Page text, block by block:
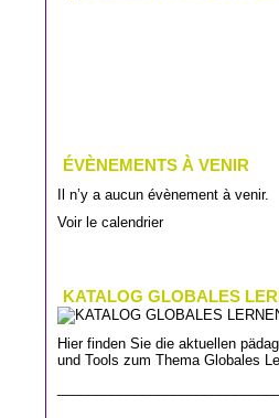
ÉVÈNEMENTS À VENIR
Il n’y a aucun évènement à venir.
Voir le calendrier
KATALOG GLOBALES
Hier finden Sie die aktuellen
und Tools zum Thema Globales